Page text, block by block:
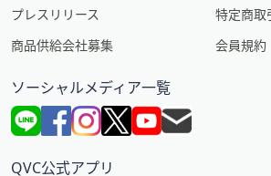
プレスリリース
商品供給会社募集
特定商取
会員規約
ソーシャルメディア一覧
QVC公式アプリ